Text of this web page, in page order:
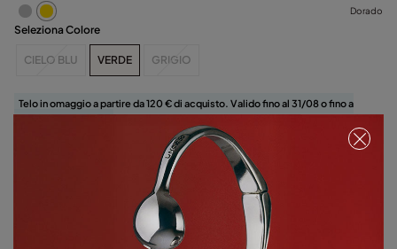
Dorado
Seleziona Colore
CIELO BLU VERDE GRIGIO
Telo in omaggio a partire da 120 € di acquisto. Valido fino al 31/08 o fino a
Aggiungi al carrello